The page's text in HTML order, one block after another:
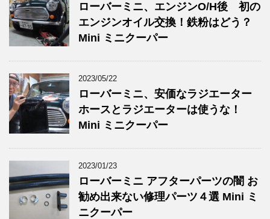
ローバーミニ、エンジンO/H後 初の
エンジンオイル交換！鉄粉はどう？
Mini ミニクーパー
2023/05/22
ローバーミニ、安価なラジエーター
ホースとラジエーターは使うな！
Mini ミニクーパー
2023/01/23
ローバーミニ アフターパーツの闇 お
勧め出来ない修理パーツ４選 Mini ミ
ニクーパー